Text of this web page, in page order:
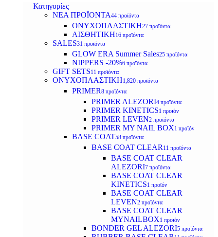
Κατηγορίες
ΝΕΑ ΠΡΟΪΟΝΤΑ44 προϊόντα
ΟΝΥΧΟΠΛΑΣΤΙΚΗ27 προϊόντα
ΑΙΣΘΗΤΙΚΗ16 προϊόντα
SALES31 προϊόντα
GLOW ERA Summer Sales25 προϊόντα
NIPPERS -20%6 προϊόντα
GIFT SETS11 προϊόντα
ΟΝΥΧΟΠΛΑΣΤΙΚΗ1,820 προϊόντα
PRIMER8 προϊόντα
PRIMER ALEZORI4 προϊόντα
PRIMER KINETICS1 προϊόν
PRIMER LEVEN2 προϊόντα
PRIMER MY NAIL BOX1 προϊόν
BASE COAT58 προϊόντα
BASE COAT CLEAR 11 προϊόντα
BASE COAT CLEAR
ALEZORI7 προϊόντα
BASE COAT CLEAR
KINETICS1 προϊόν
BASE COAT CLEAR
LEVEN2 προϊόντα
BASE COAT CLEAR
MYNAILBOX1 προϊόν
BONDER GEL ALEZORI5 προϊόντα